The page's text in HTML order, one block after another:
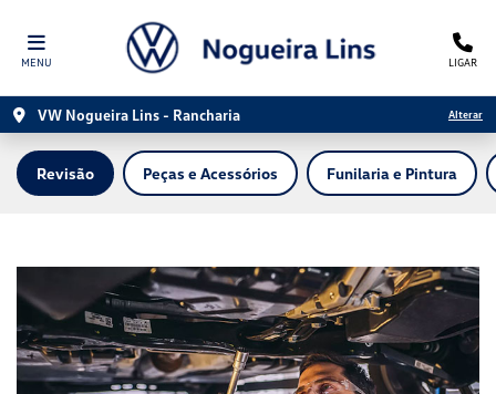
MENU LIGAR
VW Nogueira Lins - Rancharia Alterar
Revisão Peças e Acessórios Funilaria e Pintura